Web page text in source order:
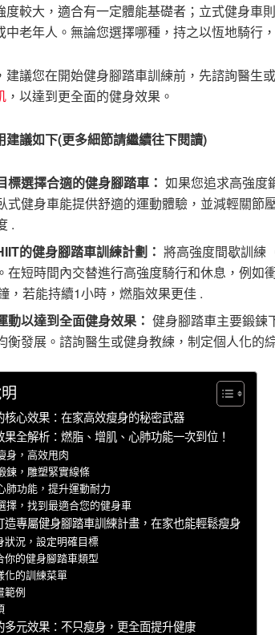
度較大，適合有一定體能基礎者；立式健身車
中老年人。無論您選擇哪種，持之以恆地騎行
建議您在開始健身腳踏車訓練前，先諮詢醫生
，以達到更全面的健身效果。
建議如下(更多細節請繼續往下閱讀)
標選擇合適的健身腳踏車： 如果您追求高強度
式健身車能提供舒適的運動體驗，並減輕關
.
的健身腳踏車訓練計劃： 將高強度間歇訓練
在短時間內交替進行高強度騎行和休息，例
，若能持續1小時，燃脂效果更佳 .
動以達到全面健身效果： 健身腳踏車主要鍛鍊
衡發展。諮詢醫生或健身教練，制定個人化
核心效果：在家高效瘦身的秘密武器
全解析：燃脂、增肌、心肺功能一次到位！
身，高效甩肉
鍊，雕塑緊實線條
肺功能，提升運動耐力
擇，找到最適合您的健身車
造專屬健身腳踏車訓練計畫，在家也能輕鬆瘦身
狀況，設定明確目標
你的健身腳踏車類型
化的訓練菜單
範例
多元效果：不只瘦身，更全面提升健康